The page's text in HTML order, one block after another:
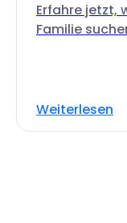
Erfahre jetzt,
Familie
Weiterlesen